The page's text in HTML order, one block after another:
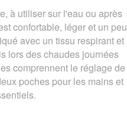
à utiliser sur l'eau ou après
confortable, léger et un peu
avec un tissu respirant et
lors des chaudes journées
comprennent le réglage de
poches pour les mains et